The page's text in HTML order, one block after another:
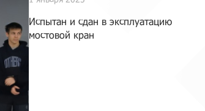
Испытан и сдан в эксплуатацию
мостовой кран